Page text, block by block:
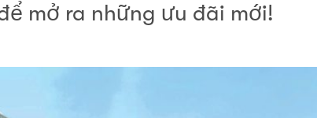
mở ra những ưu đãi mới!​